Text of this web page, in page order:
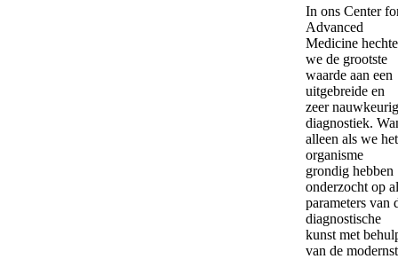
In ons Center
Advanced
Medicine
we de grootste
waarde aan een
uitgebreide en
zeer
diagnostiek.
alleen als we het
organisme
grondig hebben
onderzocht op
parameters van
diagnostische
kunst met
van de